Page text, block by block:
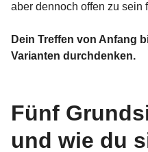
aber dennoch offen zu sein
Dein Treffen von Anfang
Varianten durchdenken.
Fünf
und wie du